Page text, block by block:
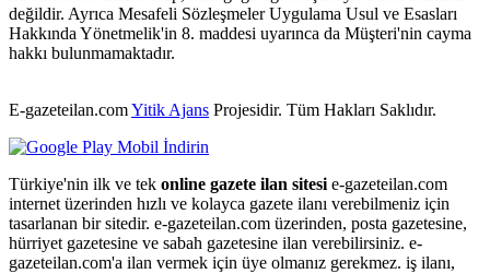
değildir. Ayrıca Mesafeli Sözleşmeler Uygulama Usul ve Esasları
Hakkında Yönetmelik'in 8. maddesi uyarınca da Müşteri'nin cayma
hakkı bulunmamaktadır.
E-gazeteilan.comYitik Ajans Projesidir. Tüm Hakları Saklıdır.
Türkiye'nin ilk ve tek online gazete ilan sitesi e-gazeteilan.com
internet üzerinden hızlı ve kolayca gazete ilanı verebilmeniz için
tasarlanan bir sitedir. e-gazeteilan.com üzerinden, posta gazetesine,
hürriyet gazetesine ve sabah gazetesine ilan verebilirsiniz. e-
gazeteilan.com'a ilan vermek için üye olmanız gerekmez. iş ilanı,